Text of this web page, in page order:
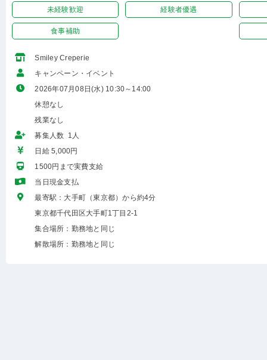
未経験歓迎 経験者優遇
食事補助
Smiley Creperie
キャンペーン・イベント
2026年07月08日(水) 10:30～14:00
休憩なし
残業なし
募集人数 1人
日給 5,000円
1500円まで実費支給
当日現金支払
最寄駅：大手町（東京都）から約4分
東京都千代田区大手町1丁目2-1
集合場所：勤務地と同じ
解散場所：勤務地と同じ